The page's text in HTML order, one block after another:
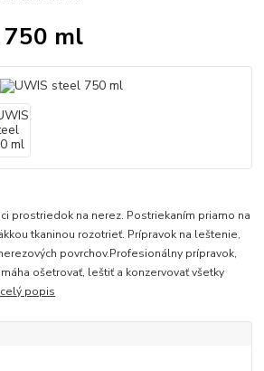
ml
prostriedok na nerez. Postriekaním priamo na
tkaninou rozotrieť. Prípravok na leštenie,
povrchov.Profesionálny prípravok,
ošetrovať, leštiť a konzervovať všetky
celý popis